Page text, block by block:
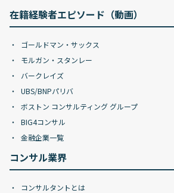
在籍経験者エピソード（動画）
ゴールドマン・サックス
モルガン・スタンレー
バークレイズ
UBS/BNPパリバ
ボストン コンサルティング グループ
BIG4コンサル
金融企業一覧
コンサル業界
コンサルタントとは